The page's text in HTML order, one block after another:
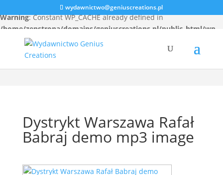
Warning: Constant WP_CACHE already defined in
/home/zenstrona/domains/geniuscreations.pl/public_html/wp-
config.phpon line94
wydawnictwo@geniuscreations.pl
Dystrykt Warszawa Rafał
Babraj demo mp3 image